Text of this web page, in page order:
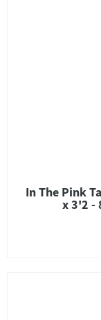
In The Pink
x 3'2 -